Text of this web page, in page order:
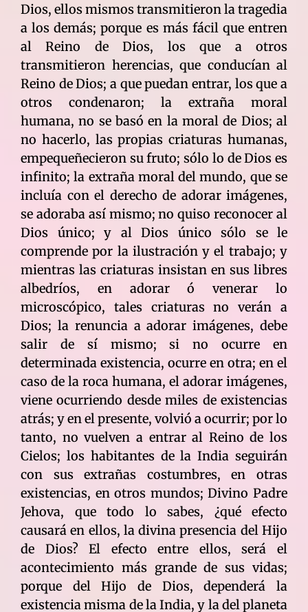
Dios, ellos mismos transmitieron la tragedia
a los demás; porque es más fácil que entren
al Reino de Dios, los que a otros
transmitieron herencias, que conducían al
Reino de Dios; a que puedan entrar, los que a
otros condenaron; la extraña moral
humana, no se basó en la moral de Dios; al
no hacerlo, las propias criaturas humanas,
empequeñecieron su fruto; sólo lo de Dios es
infinito; la extraña moral del mundo, que se
incluía con el derecho de adorar imágenes,
se adoraba así mismo; no quiso reconocer al
Dios único; y al Dios único sólo se le
comprende por la ilustración y el trabajo; y
mientras las criaturas insistan en sus libres
albedríos, en adorar ó venerar lo
microscópico, tales criaturas no verán a
Dios; la renuncia a adorar imágenes, debe
salir de sí mismo; si no ocurre en
determinada existencia, ocurre en otra; en el
caso de la roca humana, el adorar imágenes,
viene ocurriendo desde miles de existencias
atrás; y en el presente, volvió a ocurrir; por lo
tanto, no vuelven a entrar al Reino de los
Cielos; los habitantes de la India seguirán
con sus extrañas costumbres, en otras
existencias, en otros mundos; Divino Padre
Jehova, que todo lo sabes, ¿qué efecto
causará en ellos, la divina presencia del Hijo
de Dios? El efecto entre ellos, será el
acontecimiento más grande de sus vidas;
porque del Hijo de Dios, dependerá la
existencia misma de la India, y la del planeta